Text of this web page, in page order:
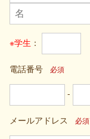
※学生 ：
電話番号 必須
-
メールアドレス 必須